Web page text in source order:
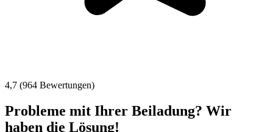
4,7 (964 Bewertungen)
Probleme mit Ihrer Beiladung? Wir
haben die Lösung!